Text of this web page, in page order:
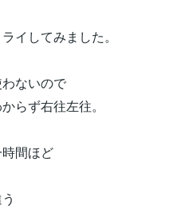
イしてみました。
ないので
らず右往左往。
間ほど